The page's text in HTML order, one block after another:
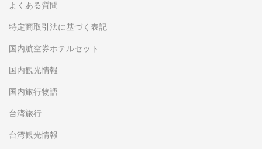
よくある質問
特定商取引法に基づく表記
国内航空券ホテルセット
国内観光情報
国内旅行物語
台湾旅行
台湾観光情報